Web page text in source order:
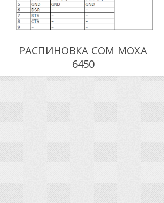
РАСПИНОВКА COM MOXA
6450